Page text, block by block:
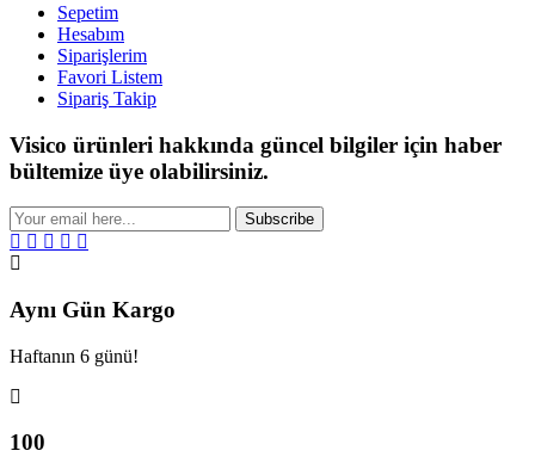
Sepetim
Hesabım
Siparişlerim
Favori Listem
Sipariş Takip
Visico ürünleri hakkında güncel bilgiler için haber
bültemize üye olabilirsiniz.
Subscribe
Aynı Gün Kargo
Haftanın 6 günü!
100